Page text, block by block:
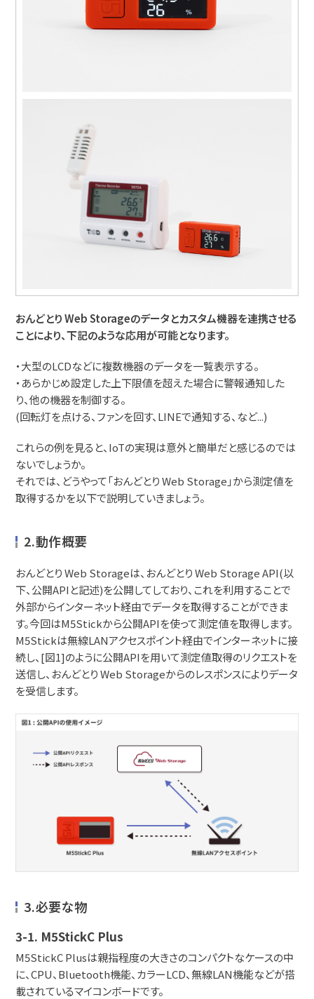
おんどとり Web Storageのデータとカスタム機器を連携させる
ことにより、下記のような応用が可能となります。
・大型のLCDなどに複数機器のデータを一覧表示する。
・あらかじめ設定した上下限値を超えた場合に警報通知した
り、他の機器を制御する。
(回転灯を点ける、ファンを回す、LINEで通知する、など...)
これらの例を見ると、IoTの実現は意外と簡単だと感じるのでは
ないでしょうか。
それでは、どうやって「おんどとり Web Storage」から測定値を
取得するかを以下で説明していきましょう。
2.動作概要
おんどとり Web Storageは、おんどとり Web Storage API(以
下、公開APIと記述)を公開してしており、これを利用することで
外部からインターネット経由でデータを取得することができま
す。今回はM5Stickから公開APIを使って測定値を取得します。
M5Stickは無線LANアクセスポイント経由でインターネットに接
続し、[図1]のように公開APIを用いて測定値取得のリクエストを
送信し、おんどとり Web Storageからのレスポンスによりデータ
を受信します。
3.必要な物
3-1. M5StickC Plus
M5StickC Plusは親指程度の大きさのコンパクトなケースの中
に、CPU、Bluetooth機能、カラーLCD、無線LAN機能などが搭
載されているマイコンボードです。